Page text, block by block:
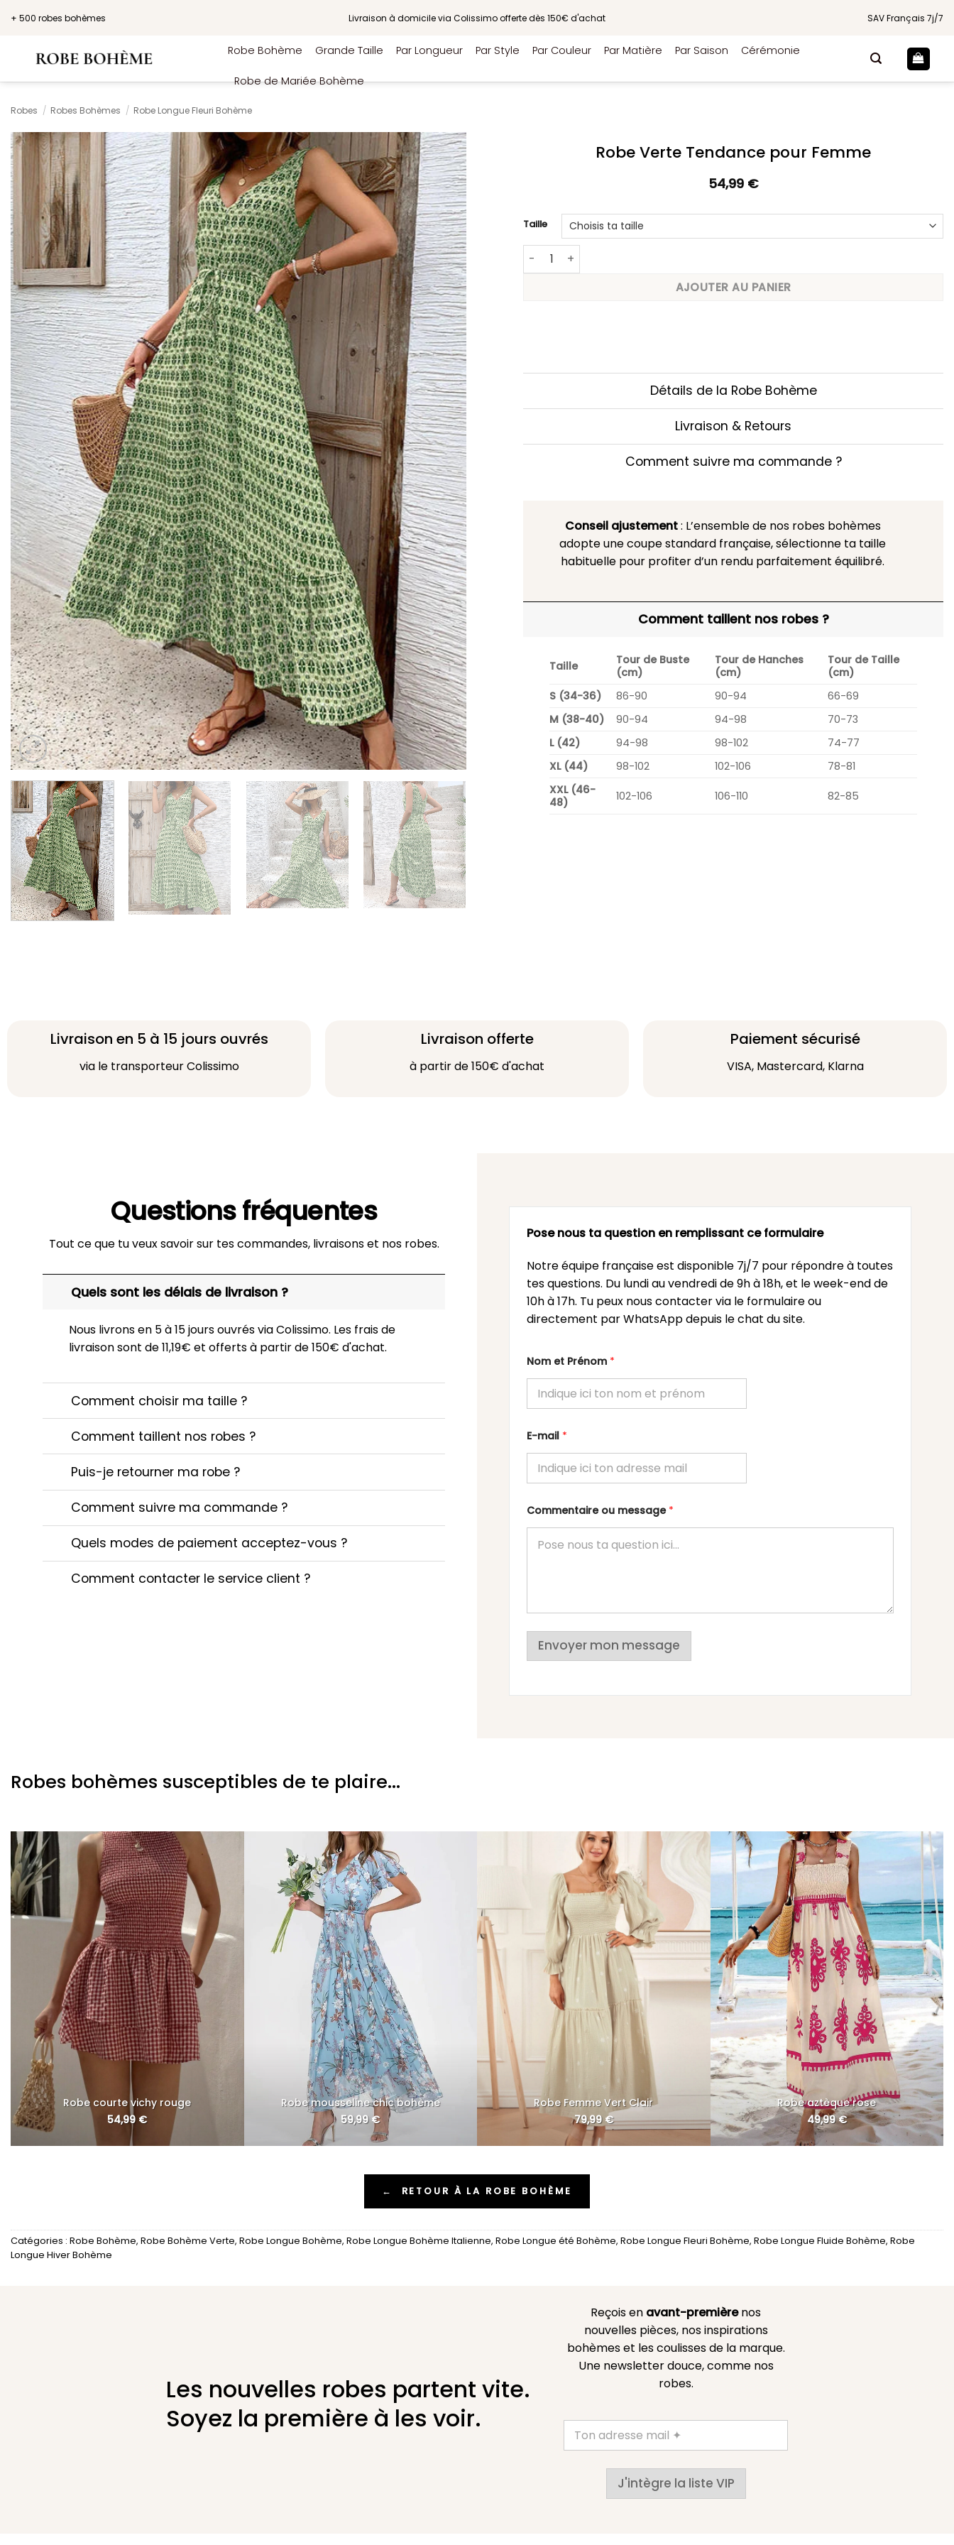
+ 500 robes bohèmes Livraison à domicile via Colissimo offerte dès 150€ d'achat SAV Français 7j/7
Robe Bohème Grande Taille Par Longueur Par Style Par Couleur Par Matière Par Saison Cérémonie
Robe de Mariée Bohème
Robes / Robes Bohèmes / Robe Longue Fleuri Bohème
Robe Verte Tendance pour Femme
54,99 €
Taille
quantité de Robe Verte Tendance pour Femme
AJOUTER AU PANIER
Détails de la Robe Bohème
Livraison & Retours
Comment suivre ma commande ?
Conseil ajustement: L’ensemble de nos robes bohèmes
adopte une coupe standard française, sélectionne ta taille
habituelle pour profiter d’un rendu parfaitement équilibré.
Comment taillent nos robes ?
Taille
Tour de Buste
(cm)
Tour de Hanches
(cm)
Tour de Taille
(cm)
S (34-36)
86-90 90-94
66-69
M (38-40)
90-94 94-98
70-73
L (42)
94-98 98-102
74-77
XL (44)
98-102 102-106
78-81
XXL (46-
48)
102-106 106-110 82-85
Livraison en 5 à 15 jours ouvrés
via le transporteur Colissimo
Livraison offerte
à partir de 150€ d'achat
Paiement sécurisé
VISA, Mastercard, Klarna
Questions fréquentes
Tout ce que tu veux savoir sur tes commandes, livraisons et nos robes.
Quels sont les délais de livraison ?
Nous livrons en 5 à 15 jours ouvrés via Colissimo. Les frais de
livraison sont de 11,19€ et offerts à partir de 150€ d'achat.
Comment choisir ma taille ?
Comment taillent nos robes ?
Puis-je retourner ma robe ?
Comment suivre ma commande ?
Quels modes de paiement acceptez-vous ?
Comment contacter le service client ?
Pose nous ta question en remplissant ce formulaire
Notre équipe française est disponible 7j/7 pour répondre à toutes
tes questions. Du lundi au vendredi de 9h à 18h, et le week-end de
10h à 17h. Tu peux nous contacter via le formulaire ou
directement par WhatsApp depuis le chat du site.
Nom et Prénom *
E-mail *
Commentaire ou message *
Envoyer mon message
Robes bohèmes susceptibles de te plaire...
Robe courte vichy rouge
54,99 €
Robe mousseline chic bohème
59,99 €
Robe Femme Vert Clair
79,99 €
Robe aztèque rose
49,99€
← RETOUR À LA ROBE BOHÈME
Catégories : Robe Bohème, Robe Bohème Verte, Robe Longue Bohème, Robe Longue Bohème Italienne, Robe Longue été Bohème, Robe Longue Fleuri Bohème, Robe Longue Fluide Bohème, Robe
Longue Hiver Bohème
Les nouvelles robes partent vite.
Soyez la première à les voir.
Reçois en avant-premièrenos
nouvelles pièces, nos inspirations
bohèmes et les coulisses de la marque.
Une newsletter douce, comme nos
robes.
J'intègre la liste VIP